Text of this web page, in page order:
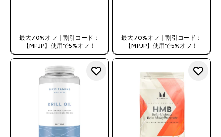
最大70%オフ｜割引コード：
【MPJP】使用で5%オフ！
最大70%オフ｜割引コード：
【MPJP】使用で5%オフ！